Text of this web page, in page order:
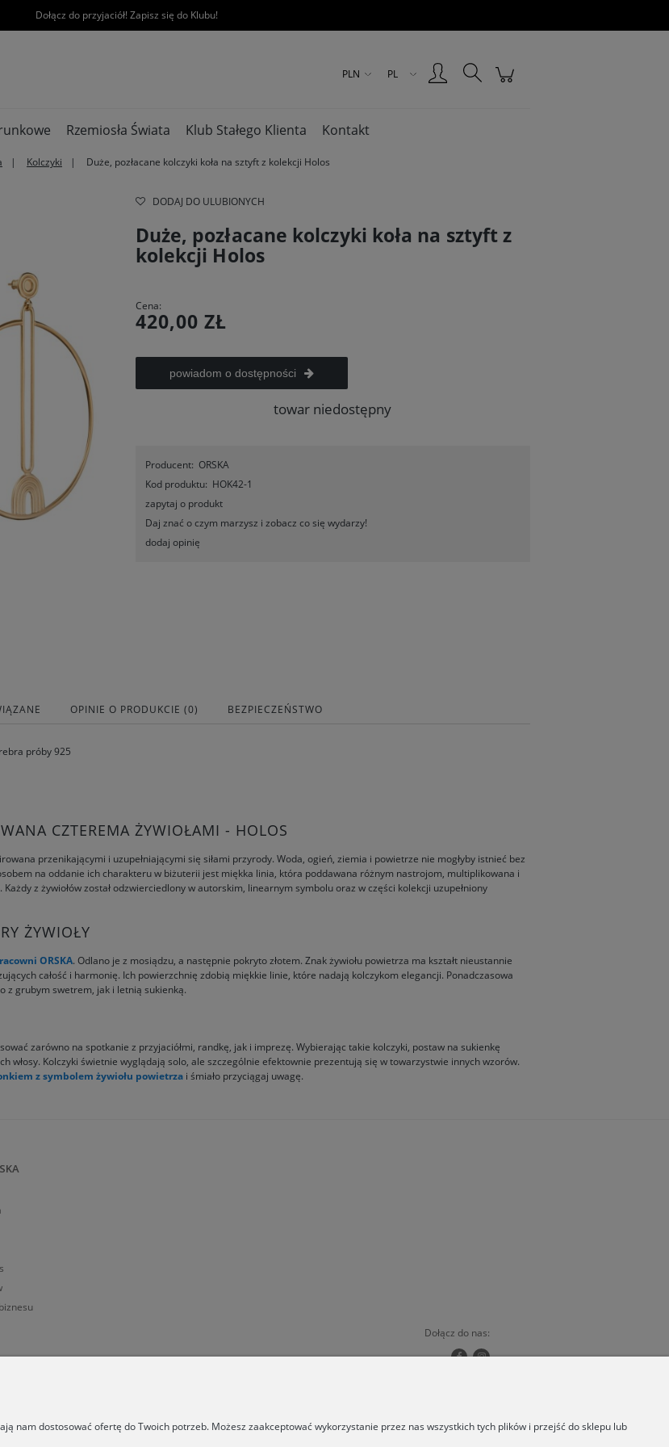
Dołącz do przyjaciół! Zapisz się do Klubu!
PLN PL
Rzemiosła Świata Klub Stałego Klienta Kontakt
Kolczyki Duże, pozłacane kolczyki koła na sztyft z kolekcji Holos
DODAJ DO ULUBIONYCH
Duże, pozłacane kolczyki koła na sztyft z
kolekcji Holos
Cena:
420,00 ZŁ
powiadom o dostępności
towar niedostępny
Producent: ORSKA
Kod produktu: HOK42-1
zapytaj o produkt
Daj znać o czym marzysz i zobacz co się wydarzy!
dodaj opinię
OPINIE O PRODUKCIE (0) BEZPIECZEŃSTWO
próby 925
CZTEREMA ŻYWIOŁAMI - HOLOS
przenikającymi i uzupełniającymi się siłami przyrody. Woda, ogień, ziemia i powietrze nie mogłyby istnieć bez
na oddanie ich charakteru w biżuterii jest miękka linia, która poddawana różnym nastrojom, multiplikowana i
z żywiołów został odzwierciedlony w autorskim, linearnym symbolu oraz w części kolekcji uzupełniony
ŻYWIOŁY
ORSKA. Odlano je z mosiądzu, a następnie pokryto złotem. Znak żywiołu powietrza ma kształt nieustannie
całość i harmonię. Ich powierzchnię zdobią miękkie linie, które nadają kolczykom elegancji. Ponadczasowa
z grubym swetrem, jak i letnią sukienką.
zarówno na spotkanie z przyjaciółmi, randkę, jak i imprezę. Wybierając takie kolczyki, postaw na sukienkę
włosy. Kolczyki świetnie wyglądają solo, ale szczególnie efektownie prezentują się w towarzystwie innych wzorów.
z symbolem żywiołu powietrza i śmiało przyciągaj uwagę.
Dołącz do nas:
nam dostosować ofertę do Twoich potrzeb. Możesz zaakceptować wykorzystanie przez nas wszystkich tych plików i przejść do sklepu lub